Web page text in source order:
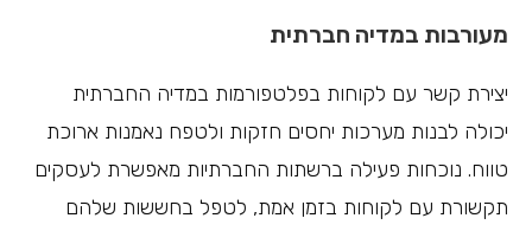
מעורבות במדיה חברתית
יצירת קשר עם לקוחות בפלטפורמות במדיה החברתית
יכולה לבנות מערכות יחסים חזקות ולטפח נאמנות ארוכת
טווח. נוכחות פעילה ברשתות החברתיות מאפשרת לעסקים
תקשורת עם לקוחות בזמן אמת, לטפל בחששות שלהם